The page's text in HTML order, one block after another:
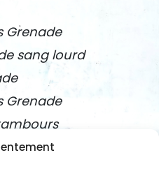
Grenade
sang lourd
Grenade
Aragon